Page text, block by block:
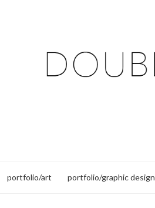
portfolio/art portfolio/graphic design